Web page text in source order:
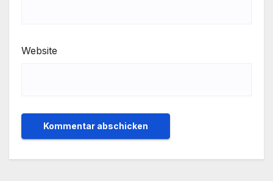
Website